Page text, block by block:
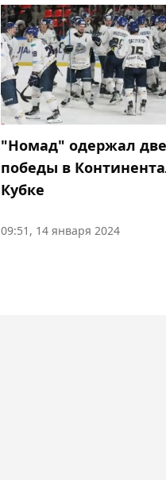
"Номад" одержал две
победы в
Кубке
09:51, 14 января 2024